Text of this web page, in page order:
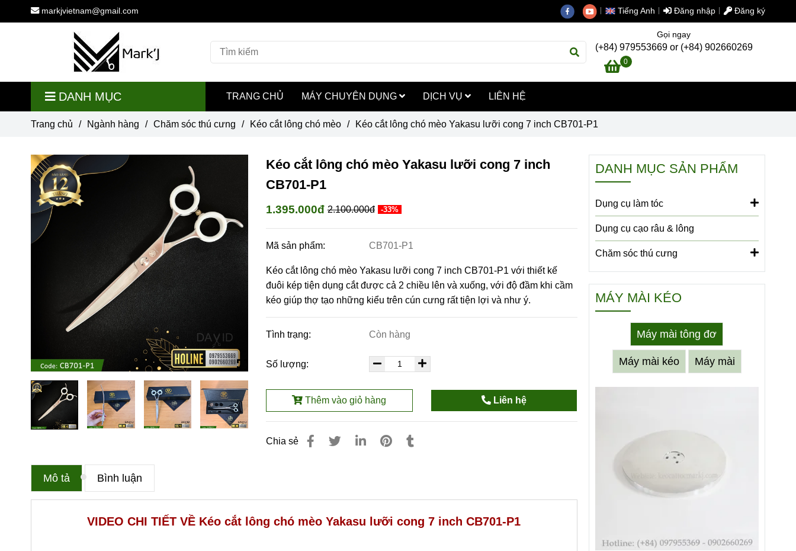
markjvietnam@gmail.com Tiếng Anh Đăng nhập Đăng ký
Gọi ngay
(+84) 979553669 or (+84) 902660269
0
DANH MỤC TRANG CHỦ MÁY CHUYÊN DỤNG DỊCH VỤ LIÊN HỆ
Trang chủ / Ngành hàng / Chăm sóc thú cưng / Kéo cắt lông chó mèo / Kéo cắt lông chó mèo Yakasu lưỡi cong 7 inch CB701-P1
Kéo cắt lông chó mèo Yakasu lưỡi cong 7 inch
CB701-P1
1.395.000đ 2.100.000đ -33%
Mã sản phẩm: CB701-P1
Kéo cắt lông chó mèo Yakasu lưỡi cong 7 inch CB701-P1 với thiết kế
đuôi kép tiện dụng cắt được cả 2 chiều lên và xuống, với độ đầm khi cầm
kéo giúp thợ tạo những kiểu trên cún cưng rất tiện lợi và như ý.
Tình trạng: Còn hàng
Số lượng:
Thêm vào giỏ hàng Liên hệ
Chia sẻ
Mô tả Bình luận
VIDEO CHI TIẾT VỀ Kéo cắt lông chó mèo Yakasu lưỡi cong 7 inch CB701-P1
DANH MỤC SẢN PHẨM
Dụng cụ làm tóc
Dụng cụ cạo râu & lông
Chăm sóc thú cưng
MÁY MÀI KÉO
Máy mài tông đơ
Máy mài kéo Máy mài